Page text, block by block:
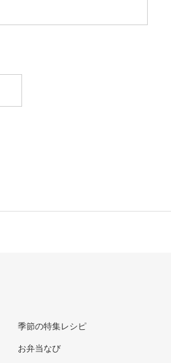
季節の特集レシピ
お弁当なび